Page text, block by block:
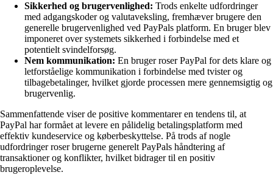
Sikkerhed og brugervenlighed: Trods enkelte udfordringer
med adgangskoder og valutaveksling, fremhæver brugere den
generelle brugervenlighed ved PayPals platform. En bruger blev
imponeret over systemets sikkerhed i forbindelse med et
potentielt svindelforsøg.
Nem kommunikation: En bruger roser PayPal for dets klare og
letforståelige kommunikation i forbindelse med tvister og
tilbagebetalinger, hvilket gjorde processen mere gennemsigtig og
brugervenlig.
Sammenfattende viser de positive kommentarer en tendens til, at
PayPal har formået at levere en pålidelig betalingsplatform med
effektiv kundeservice og køberbeskyttelse. På trods af nogle
udfordringer roser brugerne generelt PayPals håndtering af
transaktioner og konflikter, hvilket bidrager til en positiv
brugeroplevelse.